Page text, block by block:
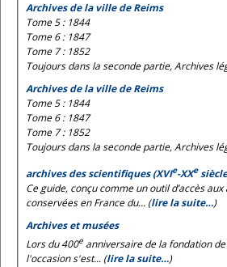
Archives de la ville de Reims
Tome 5 : 1844
Tome 6 : 1847
Tome 7 : 1852
Toujours dans la seconde partie, Archives
Archives de la ville de Reims
Tome 5 : 1844
Tome 6 : 1847
Tome 7 : 1852
Toujours dans la seconde partie, Archives
archives des scientifiques (XVIe-XXe
Ce guide, conçu comme un outil d’accès
conservées en France du... (lire la suite…)
Archives et musées
Lors du 400e anniversaire de la fondation
l'occasion s'est... (lire la suite…)